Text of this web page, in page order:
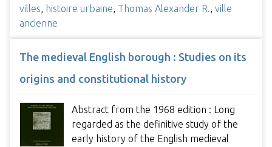
villes, histoire urbaine, Thomas Alexander R., ville
ancienne
The medieval English borough : Studies on its
origins and constitutional history
Abstract from the 1968 edition : Long
regarded as the definitive study of the
early history of the English medieval